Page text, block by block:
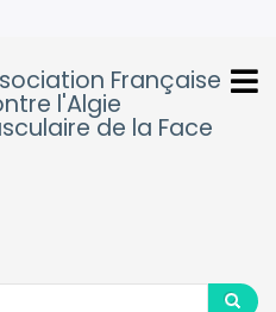
Française
l'Algie
de la Face